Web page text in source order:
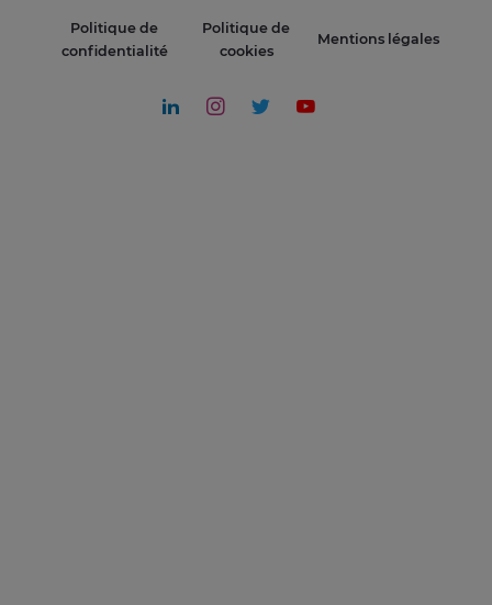
Politique de
confidentialité
Politique de
cookies
Mentions légales